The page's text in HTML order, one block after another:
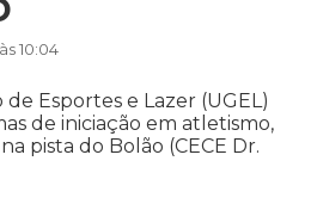
10:04
Esportes e Lazer (UGEL)
de iniciação em atletismo,
pista do Bolão (CECE Dr.